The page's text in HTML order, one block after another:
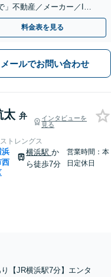
」不動産／メーカー／IT
料金表を見る
メールでお問い合わせ
太 弁
インタビューを
見る
トレングス
浜
西
横浜駅 か
ら徒歩7分
営業時間：本
日定休日
【JR横浜駅7分】エンタ